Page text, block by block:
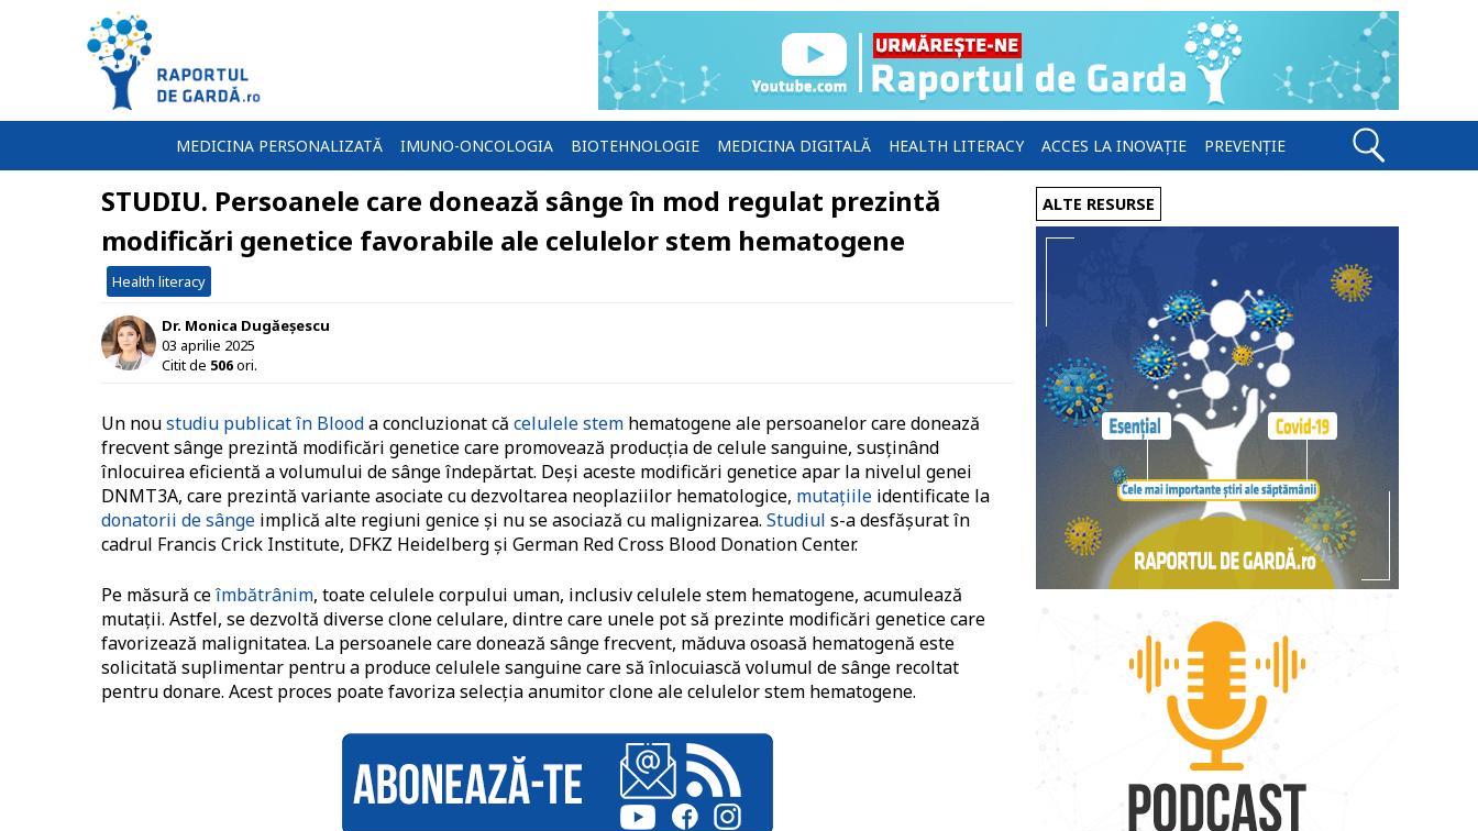
MEDICINA PERSONALIZATĂ IMUNO-ONCOLOGIA BIOTEHNOLOGIE MEDICINA DIGITALĂ HEALTH LITERACY ACCES LA INOVAȚIE PREVENȚIE
STUDIU. Persoanele care donează sânge în mod regulat prezintă
modificări genetice favorabile ale celulelor stem hematogene
Health literacy
Dr. Monica Dugăeșescu
03 aprilie 2025
Citit de 506ori.
Un noustudiu publicat în Blooda concluzionat că celulele stem hematogene ale persoanelor care donează
frecvent sânge prezintă modificări genetice care promovează producția de celule sanguine, susținând
înlocuirea eficientă a volumului de sânge îndepărtat. Deși aceste modificări genetice apar la nivelul genei
DNMT3A, care prezintă variante asociate cu dezvoltarea neoplaziilor hematologice, mutațiile identificate la
donatorii de sânge implică alte regiuni genice și nu se asociază cu malignizarea. Studiul s-a desfășurat în
cadrul Francis Crick Institute, DFKZ Heidelberg și German Red Cross Blood Donation Center.
Pe măsură ceîmbătrânim, toate celulele corpului uman, inclusiv celulele stem hematogene, acumulează
mutații. Astfel, se dezvoltă diverse clone celulare, dintre care unele pot să prezinte modificări genetice care
favorizează malignitatea. La persoanele care donează sânge frecvent, măduva osoasă hematogenă este
solicitată suplimentar pentru a produce celulele sanguine care să înlocuiască volumul de sânge recoltat
pentru donare. Acest proces poate favoriza selecția anumitor clone ale celulelor stem hematogene.
ALTE RESURSE